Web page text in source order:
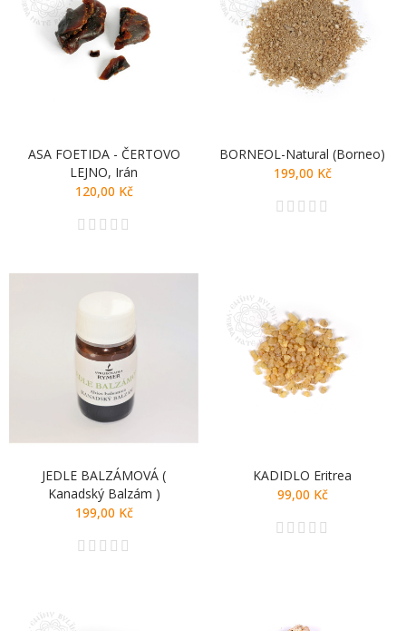
ASA FOETIDA - ČERTOVO
LEJNO, Irán
120,00 Kč
BORNEOL-Natural (Borneo)
199,00 Kč
JEDLE BALZÁMOVÁ (
Kanadský Balzám )
199,00 Kč
KADIDLO Eritrea
99,00 Kč